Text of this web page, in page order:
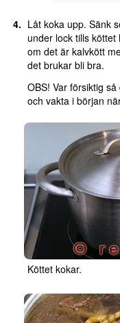
Låt koka upp. Sänk
under lock tills
om det är kalvkött
det brukar bli bra.
OBS! Var försiktig
och vakta i början
Köttet kokar.